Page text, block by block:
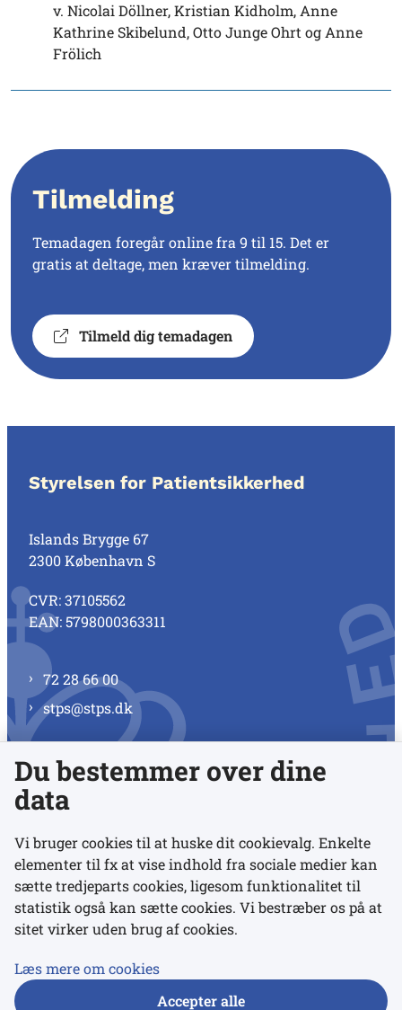
v. Nicolai Döllner, Kristian Kidholm, Anne
Kathrine Skibelund, Otto Junge Ohrt og Anne
Frölich
Tilmelding
Temadagen foregår online fra 9 til 15. Det er
gratis at deltage, men kræver tilmelding.
Tilmeld dig temadagen
Styrelsen for Patientsikkerhed
Islands Brygge 67
2300 København S
CVR: 37105562
EAN: 5798000363311
72 28 66 00
stps@stps.dk
Se alle kontaktnumre
Links
Udgivelser
Du bestemmer over dine
data
Vi bruger cookies til at huske dit cookievalg. Enkelte
elementer til fx at vise indhold fra sociale medier kan
sætte tredjeparts cookies, ligesom funktionalitet til
statistik også kan sætte cookies. Vi bestræber os på at
sitet virker uden brug af cookies.
Læs mere om cookies
Accepter alle